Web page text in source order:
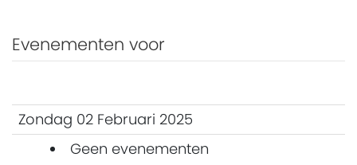
Evenementen voor
Zondag 02 Februari 2025
Geen evenementen